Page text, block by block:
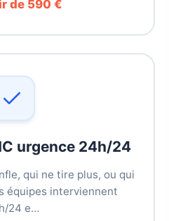
de 590 €
urgence 24h/24
qui ne tire plus, ou qui
équipes interviennent
24 e…